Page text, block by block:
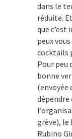
dans le
réduite.
que
peux
cocktails
Pour peu
bonne
(envoyée
dépendre
grève),
Rubino